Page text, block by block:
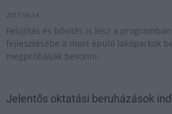
2017.06.14
Felújítás és bővítés is lesz a
fejlesztésébe a most épülő lakóparkok
megpróbálják bevonni.
Jelentős oktatási beruházások